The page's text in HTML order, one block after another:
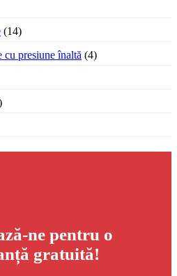
(14)
cu presiune înaltă (4)
ne pentru o
gratuită!